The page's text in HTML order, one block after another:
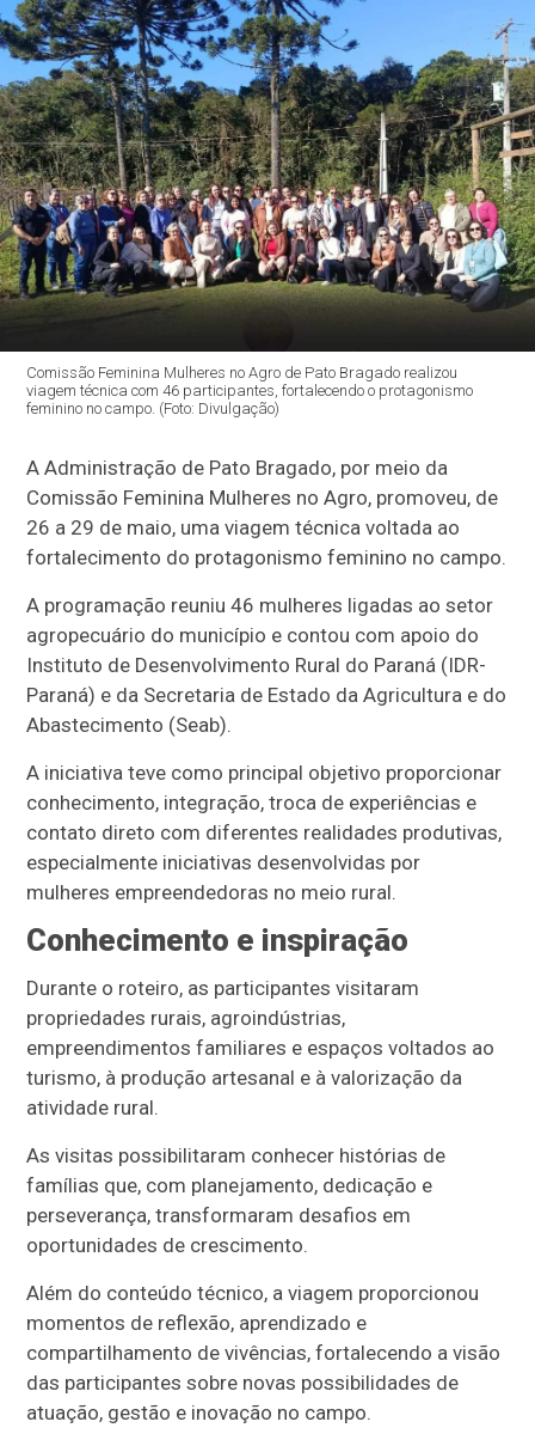
Comissão Feminina Mulheres no Agro de Pato Bragado realizou
viagem técnica com 46 participantes, fortalecendo o protagonismo
feminino no campo. (Foto: Divulgação)
A Administração de Pato Bragado, por meio da
Comissão Feminina Mulheres no Agro, promoveu, de
26 a 29 de maio, uma viagem técnica voltada ao
fortalecimento do protagonismo feminino no campo.
A programação reuniu 46 mulheres ligadas ao setor
agropecuário do município e contou com apoio do
Instituto de Desenvolvimento Rural do Paraná (IDR-
Paraná) e da Secretaria de Estado da Agricultura e do
Abastecimento (Seab).
A iniciativa teve como principal objetivo proporcionar
conhecimento, integração, troca de experiências e
contato direto com diferentes realidades produtivas,
especialmente iniciativas desenvolvidas por
mulheres empreendedoras no meio rural.
Conhecimento e inspiração
Durante o roteiro, as participantes visitaram
propriedades rurais, agroindústrias,
empreendimentos familiares e espaços voltados ao
turismo, à produção artesanal e à valorização da
atividade rural.
As visitas possibilitaram conhecer histórias de
famílias que, com planejamento, dedicação e
perseverança, transformaram desafios em
oportunidades de crescimento.
Além do conteúdo técnico, a viagem proporcionou
momentos de reflexão, aprendizado e
compartilhamento de vivências, fortalecendo a visão
das participantes sobre novas possibilidades de
atuação, gestão e inovação no campo.